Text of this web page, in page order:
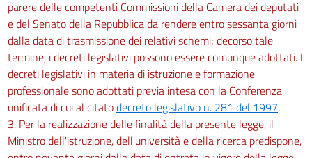
parere delle competenti Commissioni della Camera dei deputati
e del Senato della Repubblica da rendere entro sessanta giorni
dalla data di trasmissione dei relativi schemi; decorso tale
termine, i decreti legislativi possono essere comunque adottati. I
decreti legislativi in materia di istruzione e formazione
professionale sono adottati previa intesa con la Conferenza
unificata di cui al citatodecreto legislativo n. 281 del 1997.
3. Per la realizzazione delle finalità della presente legge, il
Ministro dell'istruzione, dell'università e della ricerca predispone,